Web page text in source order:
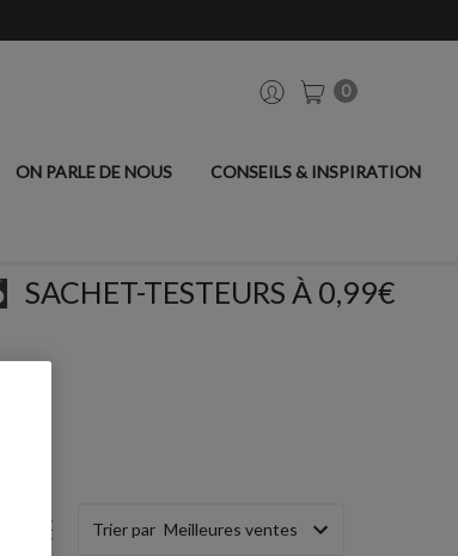
0
ON PARLE DE NOUS CONSEILS & INSPIRATION
SACHET-TESTEURS À 0,99€
Trier par